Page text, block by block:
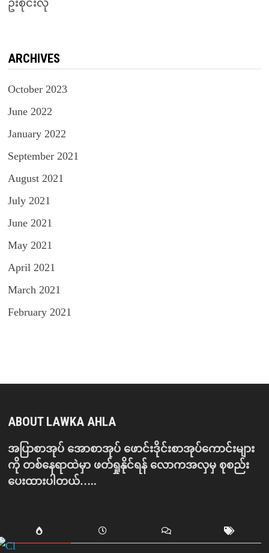
ဦးစိုင်းလုံ
ARCHIVES
October 2023
June 2022
January 2022
September 2021
August 2021
July 2021
June 2021
May 2021
April 2021
March 2021
February 2021
ABOUT LAWKA AHLA
အပြာစာအုပ် အောစာအုပ် ဖောင်းဒိုင်းစာအုပ်ကောင်းများ
ကို တစ်နေရာထဲမှာ ဖတ်ရှုနိုင်ရန် လောကအလှမှ စုစည်း
ပေးထားပါတယ်…..